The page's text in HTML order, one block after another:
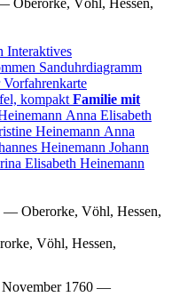
Interaktives
Sanduhrdiagramm
Vorfahrenkarte
kompakt Familie mit
Anna Elisabeth
Heinemann Anna
Heinemann Johann
Elisabeth Heinemann
— Oberorke, Vöhl, Hessen,
Vöhl, Hessen,
1760 —